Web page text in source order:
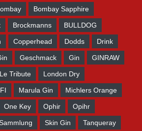
Bombay Sapphire
Brockmanns BULLDOG
Copperhead Dodds Drink
Geschmack Gin GINRAW
Le Tribute London Dry
Marula Gin Michlers Orange
One Key Ophir Opihr
Sammlung Skin Gin Tanqueray